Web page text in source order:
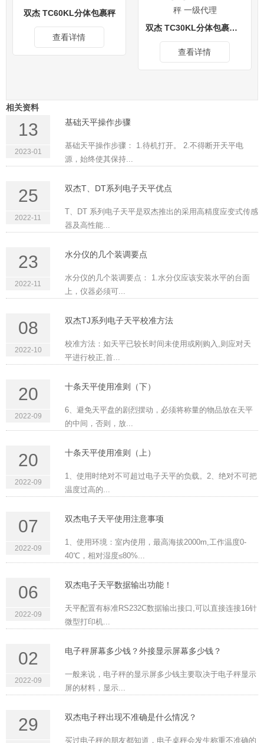
双杰 TC60KL分体包裹秤
查看详情
双杰 TC30KL分体包裹秤30kg/1g 电子天平 电子秤 一级代理
查看详情
相关资料
13
2023-01
基础天平操作步骤
基础天平操作步骤： 1.待机打开。 2.不得断开天平电
源，始终使其保持...
25
2022-11
双杰T、DT系列电子天平优点
T、DT 系列电子天平是双杰推出的采用高精度应变式传感
器及高性能...
23
2022-11
水分仪的几个装调要点
水分仪的几个装调要点： 1.水分仪应该安装水平的台面
上，仪器必须可...
08
2022-10
双杰TJ系列电子天平校准方法
校准方法：如天平已较长时间未使用或刚购入,则应对天
平进行校正,首...
20
2022-09
十条天平使用准则（下）
6、避免天平盘的剧烈摆动，必须将称量的物品放在天平
的中间，否则，放...
20
2022-09
十条天平使用准则（上）
1、使用时绝对不可超过电子天平的负载。2、绝对不可把
温度过高的...
07
2022-09
双杰电子天平使用注意事项
1、使用环境：室内使用，最高海拔2000m,工作温度0-
40℃，相对湿度≤80%...
06
2022-09
双杰电子天平数据输出功能！
天平配置有标准RS232C数据输出接口,可以直接连接16针
微型打印机...
02
2022-09
电子秤屏幕多少钱？外接显示屏幕多少钱？
一般来说，电子秤的显示屏多少钱主要取决于电子秤显示
屏的材料，显示...
29 双杰电子秤出现不准确是什么情况？
买过电子秤的朋友都知道，电子桌秤会发生称重不准确的